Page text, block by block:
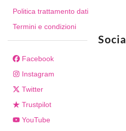
Politica trattamento dati
Termini e condizioni
Social
Facebook
Instagram
Twitter
Trustpilot
YouTube